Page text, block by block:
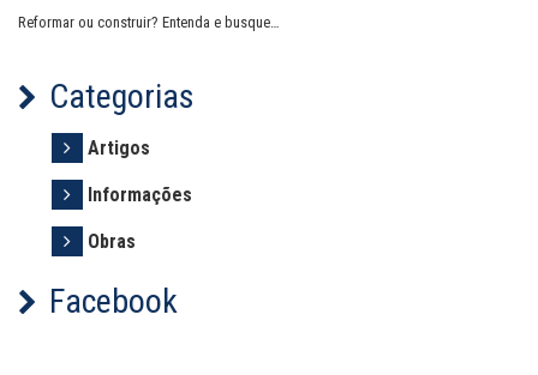
Reformar ou construir? Entenda e busque…
Categorias
Artigos
Informações
Obras
Facebook